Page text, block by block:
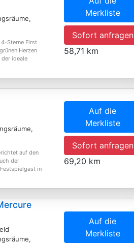
4-Sterne First
Herzen
der ideale
Merkliste
Sofort anfragen
58,71 km
auf den
der
in
Auf die
Merkliste
Sofort anfragen
69,20 km
Auf die
Merkliste